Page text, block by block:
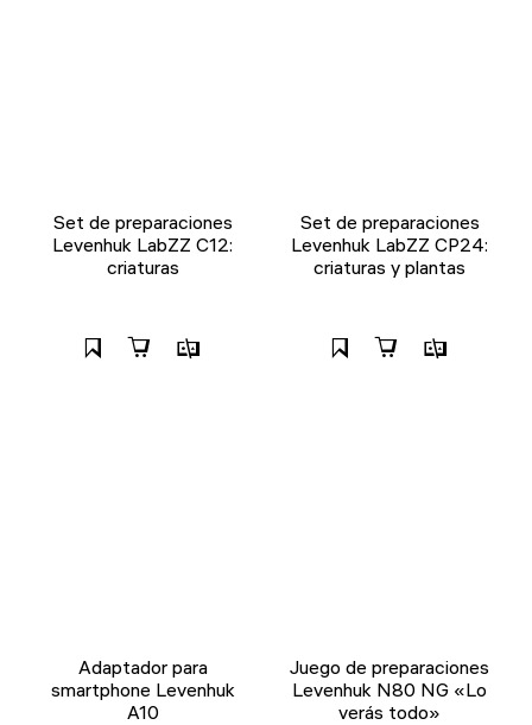
Set de preparaciones
Levenhuk LabZZ C12:
criaturas
Set de preparaciones
Levenhuk LabZZ CP24:
criaturas y plantas
Adaptador para
smartphone Levenhuk
A10
Juego de preparaciones
Levenhuk N80 NG «Lo
verás todo»